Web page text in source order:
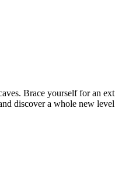
Brace yourself for an
discover a whole new